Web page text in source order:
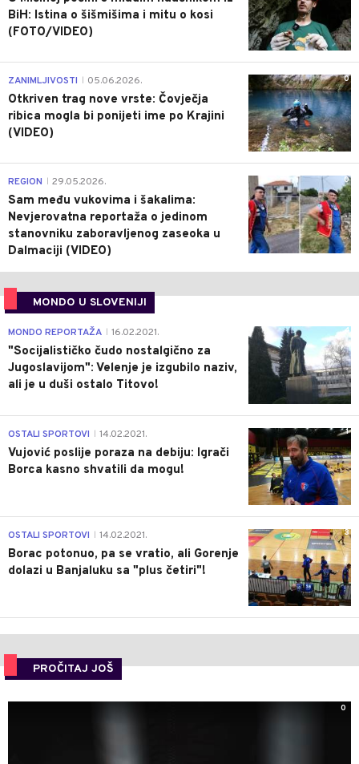
BiH: Istina o šišmišima i mitu o kosi
(FOTO/VIDEO)
0
ZANIMLJIVOSTI 05.06.2026.
Otkriven trag nove vrste: Čovječja
ribica mogla bi ponijeti ime po Krajini
(VIDEO)
0
REGION 29.05.2026.
Sam među vukovima i šakalima:
Nevjerovatna reportaža o jedinom
stanovniku zaboravljenog zaseoka u
Dalmaciji (VIDEO)
MONDO U SLOVENIJI
4
MONDO REPORTAŽA 16.02.2021.
"Socijalističko čudo nostalgično za
Jugoslavijom": Velenje je izgubilo naziv,
ali je u duši ostalo Titovo!
1
OSTALI SPORTOVI 14.02.2021.
Vujović poslije poraza na debiju: Igrači
Borca kasno shvatili da mogu!
3
OSTALI SPORTOVI 14.02.2021.
Borac potonuo, pa se vratio, ali Gorenje
dolazi u Banjaluku sa "plus četiri"!
PROČITAJ JOŠ
0